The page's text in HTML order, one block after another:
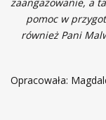
pomoc w
również Pani
Opracowała: